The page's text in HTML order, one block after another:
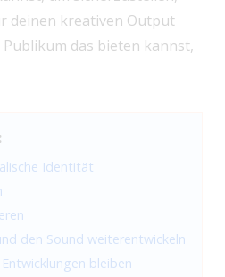
deinen kreativen Output
das bieten kannst,
Identität
den Sound weiterentwickeln
bleiben